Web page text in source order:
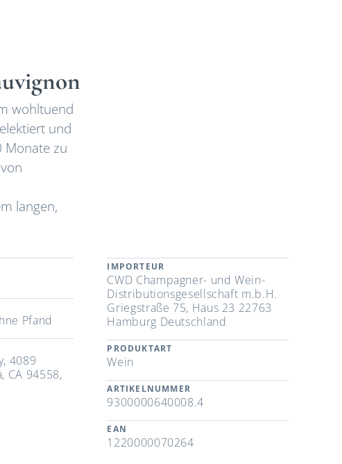
wohltuend
und
Monate zu
langen,
Pfand
4089
CA 94558,
IMPORTEUR
CWD Champagner- und Wein-
Distributionsgesellschaft m.b.H.
Griegstraße 75, Haus 23 22763
Hamburg Deutschland
PRODUKTART
Wein
ARTIKELNUMMER
9300000640008.4
EAN
1220000070264